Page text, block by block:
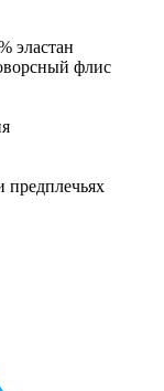
эластан
флис
предплечьях